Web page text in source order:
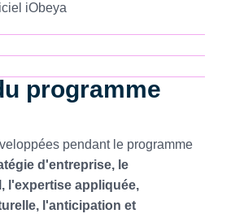
iObeya
programme
pendant le programme
d'entreprise, le
l'expertise appliquée,
l'anticipation et